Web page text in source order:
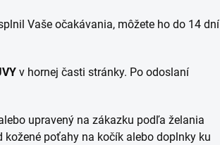
Vaše očakávania, môžete ho do 14 dní
v hornej časti stránky. Po odoslaní
upravený na zákazku podľa želania
poťahy na kočík alebo doplnky ku